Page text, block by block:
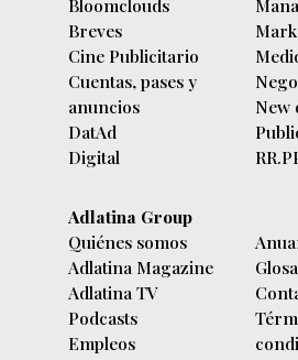
Bloomclouds
Breves
Cine Publicitario
Cuentas, pases y
anuncios
DatAd
Digital
New
Adlatina Group
Quiénes somos
Adlatina Magazine
Adlatina TV
Podcasts
Empleos